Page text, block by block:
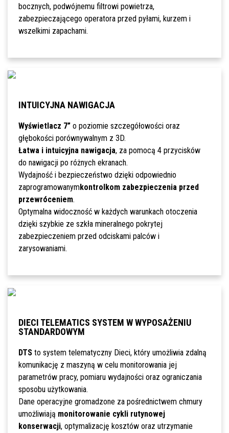
bocznych, podwójnemu filtrowi powietrza,
zabezpieczającego operatora przed pyłami, kurzem i
wszelkimi zapachami.
INTUICYJNA NAWIGACJA
Wyświetlacz 7”o poziomie szczegółowości oraz
głębokości porównywalnym z 3D.
Łatwa i intuicyjna nawigacja, za pomocą 4 przycisków
do nawigacji po różnych ekranach.
Wydajność i bezpieczeństwo dzięki odpowiednio
zaprogramowanymkontrolkom zabezpieczenia przed
przewróceniem.
Optymalna widoczność w każdych warunkach otoczenia
dzięki szybkie ze szkła mineralnego pokrytej
zabezpieczeniem przed odciskami palców i
zarysowaniami.
DIECI TELEMATICS SYSTEM W WYPOSAŻENIU
STANDARDOWYM
DTSto system telematyczny Dieci, który umożliwia zdalną
komunikację z maszyną w celu monitorowania jej
parametrów pracy, pomiaru wydajności oraz ograniczania
sposobu użytkowania.
Dane operacyjne gromadzone za pośrednictwem chmury
umożliwiają monitorowanie cykli rutynowej
konserwacji, optymalizację kosztów oraz utrzymanie